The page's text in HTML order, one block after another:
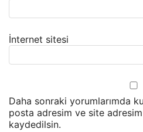
İnternet sitesi
Daha sonraki yorumlarımda
posta adresim ve site adresim
kaydedilsin.